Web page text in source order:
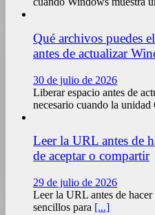
Qué archivos puedes
antes de actualizar
30 de julio de 2026
Liberar espacio antes de
necesario cuando la unidad
Leer la URL antes de
de aceptar o compartir
29 de julio de 2026
Leer la URL antes de
sencillos para [...]